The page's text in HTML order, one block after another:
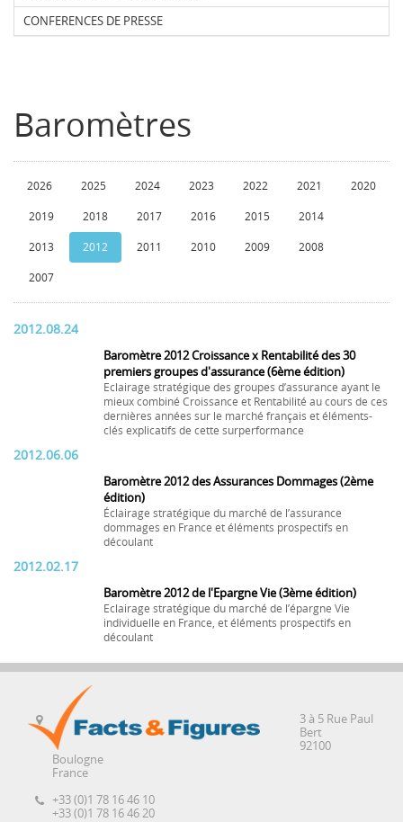
CONFERENCES DE PRESSE
Baromètres
2026 2025 2024 2023 2022 2021 2020
2019 2018 2017 2016 2015 2014
2013 2012 2011 2010 2009 2008
2007
2012.08.24
Baromètre 2012 Croissance x Rentabilité des 30
premiers groupes d'assurance (6ème édition)
Eclairage stratégique des groupes d’assurance ayant le
mieux combiné Croissance et Rentabilité au cours de ces
dernières années sur le marché français et éléments-
clés explicatifs de cette surperformance
2012.06.06
Baromètre 2012 des Assurances Dommages (2ème
édition)
Éclairage stratégique du marché de l’assurance
dommages en France et éléments prospectifs en
découlant
2012.02.17
Baromètre 2012 de l'Epargne Vie (3ème édition)
Eclairage stratégique du marché de l’épargne Vie
individuelle en France, et éléments prospectifs en
découlant
3 à 5 Rue Paul
Bert
92100
Boulogne
France
+33 (0)1 78 16 46 10
+33 (0)1 78 16 46 20